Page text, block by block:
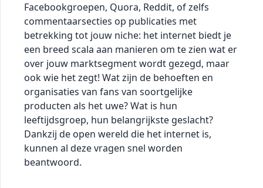
Facebookgroepen, Quora, Reddit, of zelfs
commentaarsecties op publicaties met
betrekking tot jouw niche: het internet biedt je
een breed scala aan manieren om te zien wat er
over jouw marktsegment wordt gezegd, maar
ook wie het zegt! Wat zijn de behoeften en
organisaties van fans van soortgelijke
producten als het uwe? Wat is hun
leeftijdsgroep, hun belangrijkste geslacht?
Dankzij de open wereld die het internet is,
kunnen al deze vragen snel worden
beantwoord.